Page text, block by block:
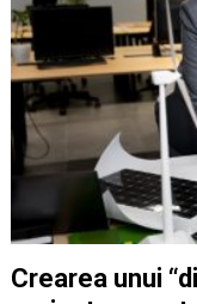
Crearea unui